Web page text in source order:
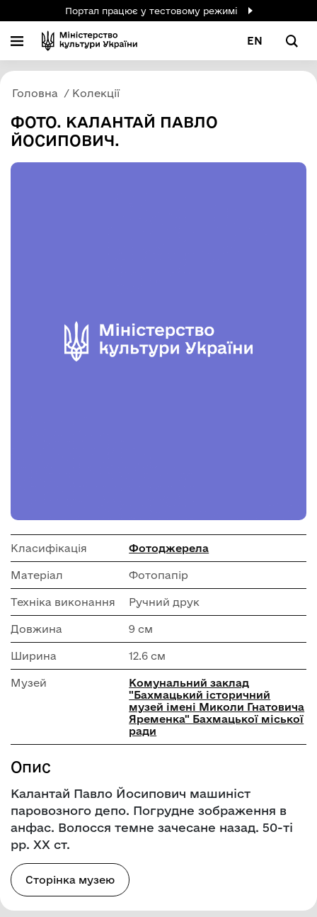
Портал працює у тестовому режимі
EN
Головна Колекції
ФОТО. КАЛАНТАЙ ПАВЛО
ЙОСИПОВИЧ.
Класифікація Фотоджерела
Матеріал Фотопапір
Техніка виконання Ручний друк
Довжина 9 см
Ширина 12.6 см
Музей
Комунальний заклад
"Бахмацький історичний
музей імені Миколи Гнатовича
Яременка" Бахмацької міської
ради
Опис
Калантай Павло Йосипович машиніст
паровозного депо. Погрудне зображення в
анфас. Волосся темне зачесане назад. 50-ті
рр. ХХ ст.
Сторінка музею